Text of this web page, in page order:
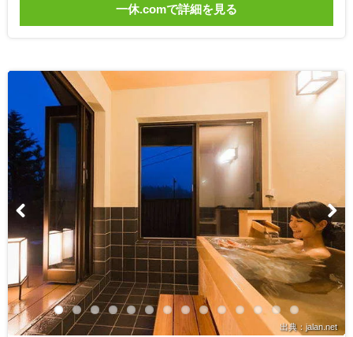
一休.comで詳細を見る
出典：jalan.net